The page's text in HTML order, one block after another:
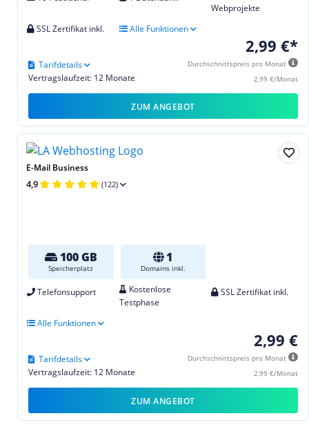
Webprojekte
SSL Zertifikat inkl.
Alle Funktionen
2,99 €*
Durchschnittspreis pro Monat
2,99 €/Monat
Vertragslaufzeit: 12 Monate
Tarifdetails
ZUM ANGEBOT
E-Mail Business
4,9 (122)
100 GB
Speicherplatz
1
Domains inkl.
Telefonsupport
Kostenlose
Testphase
SSL Zertifikat inkl.
Alle Funktionen
2,99 €
Durchschnittspreis pro Monat
2,99 €/Monat
Vertragslaufzeit: 12 Monate
Tarifdetails
ZUM ANGEBOT